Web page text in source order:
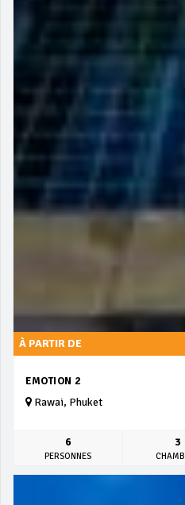
À PARTIR DE
EMOTION 2
Rawai, Phuket
6
PERSONNES
3